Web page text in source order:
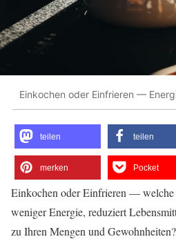
Einkochen oder Einfrieren —
teilen teilen
merken Pocket
Einkochen oder Einfrieren — welche
weniger Energie, reduziert
zu Ihren Mengen und